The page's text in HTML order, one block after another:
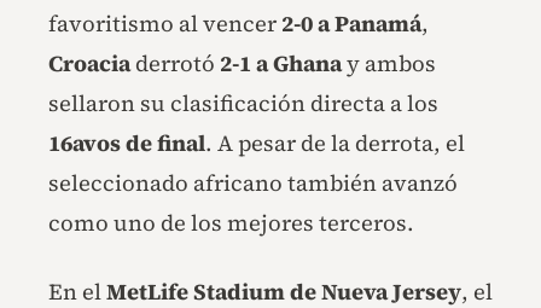
favoritismo al vencer 2-0 a Panamá,
Croaciaderrotó 2-1 a Ghanay ambos
sellaron su clasificación directa a los
16avos de final. A pesar de la derrota, el
seleccionado africano también avanzó
como uno de los mejores terceros.
En elMetLife Stadium de Nueva Jersey, el